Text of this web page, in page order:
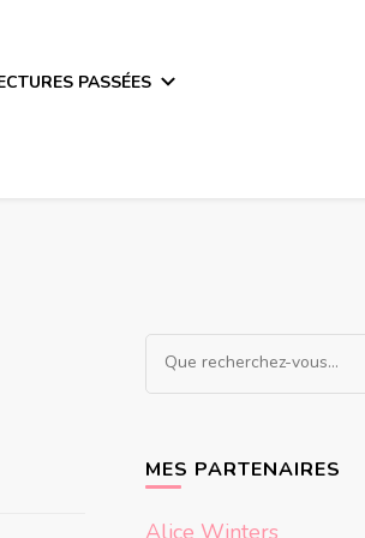
PASSÉES
Vous
recherchiez
MES PARTENAIRES